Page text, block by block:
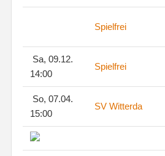
Spielfrei
Sa, 09.12.
14:00
Spielfrei
So, 07.04.
15:00
SV Witterda